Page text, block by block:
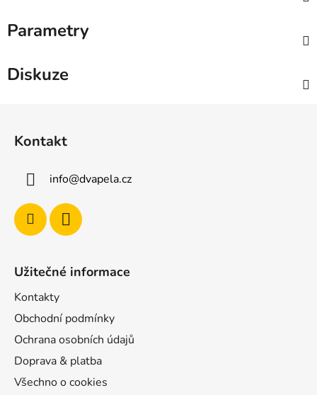
Parametry
Diskuze
Kontakt
info@dvapela.cz
Užitečné informace
Kontakty
Obchodní podmínky
Ochrana osobních údajů
Doprava & platba
Všechno o cookies